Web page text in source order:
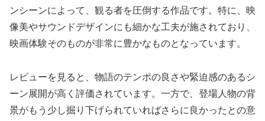
ンシーンによって、観る者を圧倒する作品です。特に、映
像美やサウンドデザインにも細かな工夫が施されており、
映画体験そのものが非常に豊かなものとなっています。
レビューを見ると、物語のテンポの良さや緊迫感のあるシ
ーン展開が高く評価されています。一方で、登場人物の背
景がもう少し掘り下げられていればさらに良かったとの意